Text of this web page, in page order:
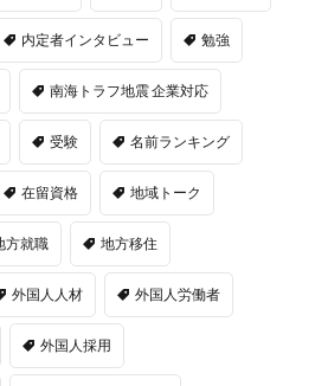
内定者インタビュー 勉強
南海トラフ地震 企業対応
受験 名前ランキング
在留資格 地域トーク
方就職 地方移住
外国人人材 外国人労働者
外国人採用